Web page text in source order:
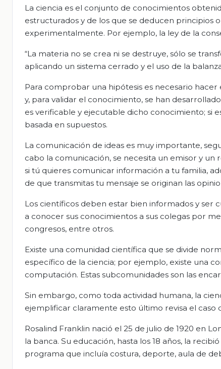
La ciencia es el conjunto de conocimientos
estructurados y de los que se deducen principios
experimentalmente. Por ejemplo, la ley de la
“La materia no se crea ni se destruye, sólo se
aplicando un sistema cerrado y el uso de la
Para comprobar una hipótesis es necesario
y, para validar el conocimiento, se han
es verificable y ejecutable dicho conocimiento; si
basada en supuestos.
La comunicación de ideas es muy importante,
cabo la comunicación, se necesita un emisor y
si tú quieres comunicar información a tu familia,
de que transmitas tu mensaje se originan las
Los científicos deben estar bien informados y ser
a conocer sus conocimientos a sus colegas por
congresos, entre otros.
Existe una comunidad científica que se divide
específico de la ciencia; por ejemplo, existe una
computación. Estas subcomunidades son las
Sin embargo, como toda actividad humana, la
ejemplificar claramente esto último revisa el caso
Rosalind Franklin nació el 25 de julio de 1920 en
la banca. Su educación, hasta los 18 años, la
programa que incluía costura, deporte, aula de